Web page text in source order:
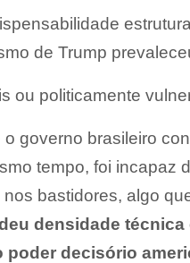
de Trump
ou politicamente
governo brasileiro
tempo, foi incapaz
bastidores, algo
densidade
poder decisório